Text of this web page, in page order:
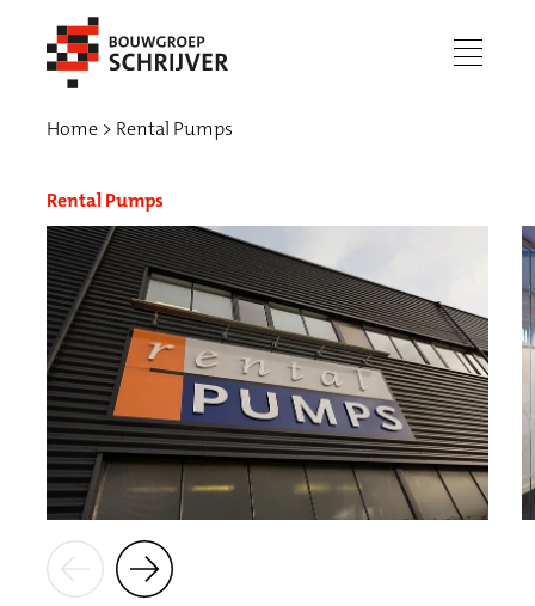
menu
Werken bij
Home Rental Pumps
Rental Pumps